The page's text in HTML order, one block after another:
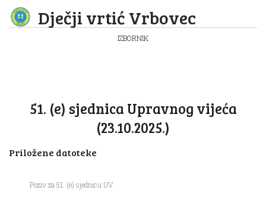
Dječji vrtić Vrbovec
IZBORNIK
51. (e) sjednica Upravnog vijeća
(23.10.2025.)
Priložene datoteke
Poziv za 51. (e) sjednicu UV